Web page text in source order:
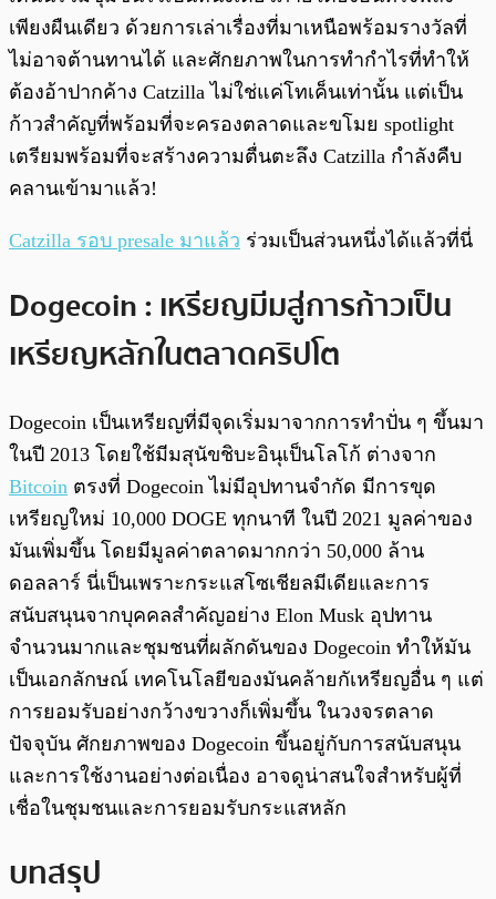
เพียงผืนเดียว ด้วยการเล่าเรื่องที่มาเหนือพร้อมรางวัลที่
ไม่อาจต้านทานได้ และศักยภาพในการทำกำไรที่ทำให้
ต้องอ้าปากค้าง Catzilla ไม่ใช่แค่โทเค็นเท่านั้น แต่เป็น
ก้าวสำคัญที่พร้อมที่จะครองตลาดและขโมย spotlight
เตรียมพร้อมที่จะสร้างความตื่นตะลึง Catzilla กำลังคืบ
คลานเข้ามาแล้ว!
Catzilla รอบ presale มาแล้ว ร่วมเป็นส่วนหนึ่งได้แล้วที่นี่
Dogecoin : เหรียญมีมสู่การก้าวเป็น
เหรียญหลักในตลาดคริปโต
Dogecoin เป็นเหรียญที่มีจุดเริ่มมาจากการทำปั่น ๆ ขึ้นมา
ในปี 2013 โดยใช้มีมสุนัขชิบะอินุเป็นโลโก้ ต่างจาก
Bitcoin ตรงที่ Dogecoin ไม่มีอุปทานจำกัด มีการขุด
เหรียญใหม่ 10,000 DOGE ทุกนาที ในปี 2021 มูลค่าของ
มันเพิ่มขึ้น โดยมีมูลค่าตลาดมากกว่า 50,000 ล้าน
ดอลลาร์ นี่เป็นเพราะกระแสโซเชียลมีเดียและการ
สนับสนุนจากบุคคลสำคัญอย่าง Elon Musk อุปทาน
จำนวนมากและชุมชนที่ผลักดันของ Dogecoin ทำให้มัน
เป็นเอกลักษณ์ เทคโนโลยีของมันคล้ายกัเหรียญอื่น ๆ แต่
การยอมรับอย่างกว้างขวางก็เพิ่มขึ้น ในวงจรตลาด
ปัจจุบัน ศักยภาพของ Dogecoin ขึ้นอยู่กับการสนับสนุน
และการใช้งานอย่างต่อเนื่อง อาจดูน่าสนใจสำหรับผู้ที่
เชื่อในชุมชนและการยอมรับกระแสหลัก
บทสรุป